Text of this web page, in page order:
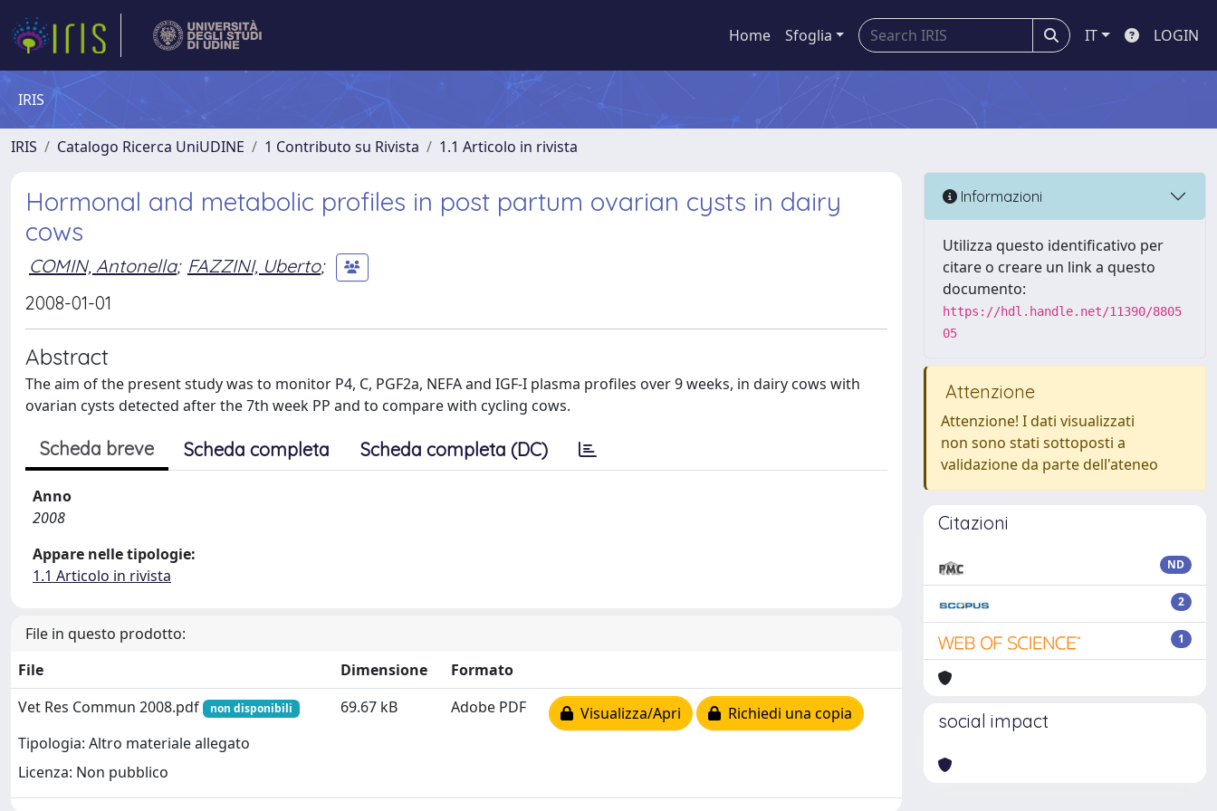
Home Sfoglia IT LOGIN
IRIS
IRIS Catalogo Ricerca UniUDINE 1 Contributo su Rivista 1.1 Articolo in rivista
Hormonal and metabolic profiles in post partum ovarian cysts in dairy
cows
COMIN, Antonella; FAZZINI, Uberto;
2008-01-01
Abstract
The aim of the present study was to monitor P4, C, PGF2a, NEFA and IGF-I plasma profiles over 9 weeks, in dairy cows with
ovarian cysts detected after the 7th week PP and to compare with cycling cows.
Scheda breve Scheda completa Scheda completa (DC)
Anno
2008
Appare nelle tipologie:
1.1 Articolo in rivista
File in questo prodotto:
File
Dimensione
Formato
Vet Res Commun 2008.pdf
non disponibili
Tipologia: Altro materiale allegato
Licenza: Non pubblico
69.67 kB Adobe PDF Visualizza/Apri Richiedi una copia
Informazioni
Utilizza questo identificativo per
citare o creare un link a questo
documento:
https://hdl.handle.net/11390/8805
05
Attenzione
Attenzione! I dati visualizzati
non sono stati sottoposti a
validazione da parte dell'ateneo
Citazioni
ND
2
1
social impact